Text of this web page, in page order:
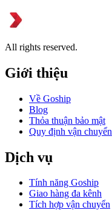
All rights reserved.
Giới thiệu
Về Goship
Blog
Thỏa thuận bảo mật
Quy định vận chuyển
Dịch vụ
Tính năng Goship
Giao hàng đa kênh
Tích hợp vận chuyển